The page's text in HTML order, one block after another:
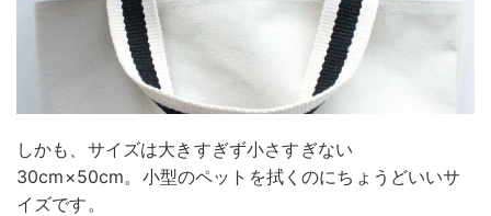
しかも、サイズは大きすぎず小さすぎない
30cm×50cm。小型のペットを拭くのにちょうどいいサ
イズです。